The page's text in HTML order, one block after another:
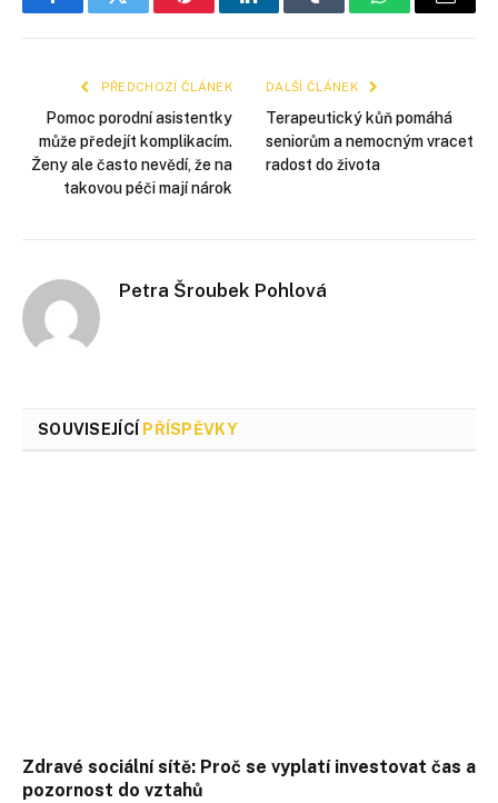
FacebookTwitter PinterestLinkedInTumblr WhatsApp
E-
PŘEDCHOZÍ ČLÁNEK
Pomoc porodní asistentky
může předejít komplikacím.
Ženy ale často nevědí, že na
takovou péči mají nárok
DALŠÍ ČLÁNEK
Terapeutický kůň pomáhá
seniorům a nemocným vracet
radost do života
Petra Šroubek Pohlová
SOUVISEJÍCÍ PŘÍSPĚVKY
Zdravé sociální sítě: Proč se vyplatí investovat čas a
pozornost do vztahů